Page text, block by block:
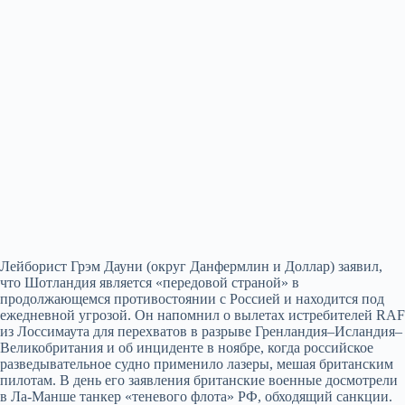
Лейборист Грэм Дауни (округ Данфермлин и Доллар) заявил,
что Шотландия является «передовой страной» в
продолжающемся противостоянии с Россией и находится под
ежедневной угрозой. Он напомнил о вылетах истребителей RAF
из Лоссимаута для перехватов в разрыве Гренландия–Исландия–
Великобритания и об инциденте в ноябре, когда российское
разведывательное судно применило лазеры, мешая британским
пилотам. В день его заявления британские военные досмотрели
в Ла‑Манше танкер «теневого флота» РФ, обходящий санкции.